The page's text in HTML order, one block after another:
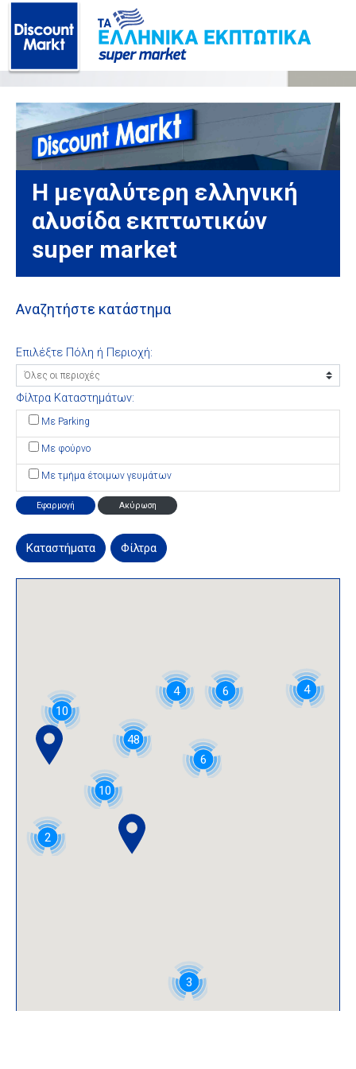
Η μεγαλύτερη ελληνική
αλυσίδα εκπτωτικών
super market
Αναζητήστε κατάστημα
Επιλέξτε Πόλη ή Περιοχή:
Φίλτρα Καταστημάτων:
Με Parking
Με φούρνο
Με τμήμα έτοιμων γευμάτων
Εφαρμογή Ακύρωση
Καταστήματα Φίλτρα
4
6
48
3
10
10
6
2
4